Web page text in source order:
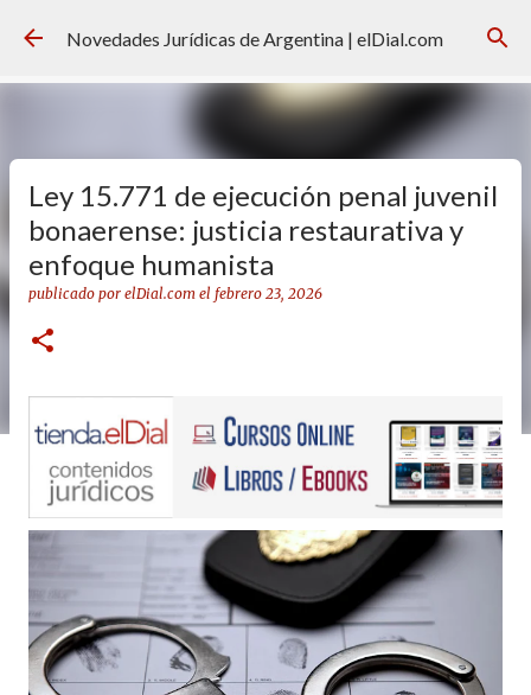
Ir al contenido principal
Novedades Jurídicas de Argentina | elDial.com
Ley 15.771 de ejecución penal juvenil
bonaerense: justicia restaurativa y
enfoque humanista
publicado por elDial.com el febrero 23, 2026